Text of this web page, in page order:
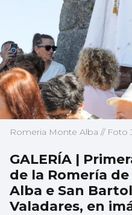
Romeria Monte Alba // Foto
GALERÍA |
de la Romería
Alba e San
Valadares, en